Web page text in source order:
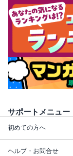
サポートメニュー
初めての方へ
ヘルプ・お問合せ